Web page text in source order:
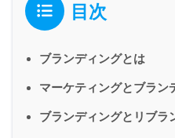
目次
ブランディングとは
マーケティングとブラン
ブランディングとリブラ